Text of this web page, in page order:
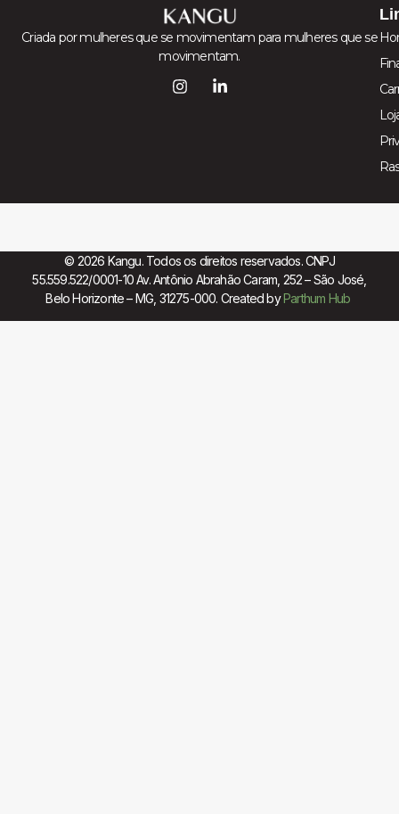
Criada por mulheres que se movimentam para mulheres que se
movimentam.
© 2026 Kangu. Todos os direitos reservados. CNPJ
55.559.522/0001-10 Av. Antônio Abrahão Caram, 252 – São José,
Belo Horizonte – MG, 31275-000. Created byParthum Hub